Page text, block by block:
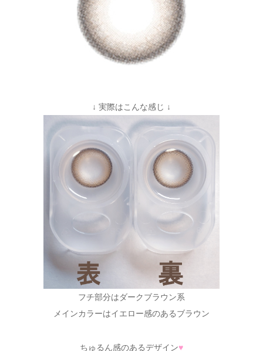
↓ 実際はこんな感じ ↓
フチ部分はダークブラウン系
メインカラーはイエロー感のあるブラウン
ちゅるん感のあるデザイン♥